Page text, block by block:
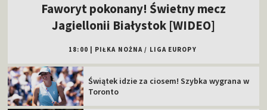
Faworyt pokonany! Świetny mecz
Jagiellonii Białystok [WIDEO]
18:00 PIŁKA NOŻNA / LIGA EUROPY
Świątek idzie za ciosem! Szybka wygrana w
Toronto